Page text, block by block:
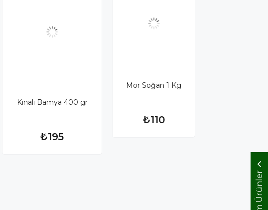
Tüm Ürünler
Kınalı Bamya 400 gr
₺195
Mor Soğan 1 Kg
₺110